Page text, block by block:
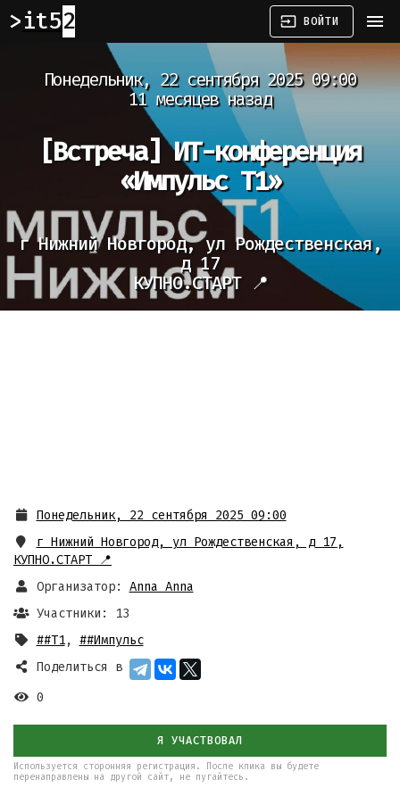
it52 input ВОЙТИ menu
Понедельник, 22 сентября 2025 09:00
11 месяцев назад
[Встреча] ИТ-конференция
«Импульс Т1»
г Нижний Новгород, ул Рождественская,
д 17
КУПНО.СТАРТ 📍
Понедельник, 22 сентября 2025 09:00
г Нижний Новгород, ул Рождественская, д 17 ,
КУПНО.СТАРТ 📍
Организатор:
Anna Anna
Участники: 13
##T1, ##Импульс
Поделиться в
0
Я УЧАСТВОВАЛ
Используется сторонняя регистрация. После клика вы будете
перенаправлены на другой сайт, не пугайтесь.